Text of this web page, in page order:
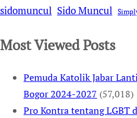
sidomuncul Sido Muncul
Most Viewed Posts
Pemuda Katolik Jabar
Bogor 2024-2027 (57,018)
Pro Kontra tentang LGBT